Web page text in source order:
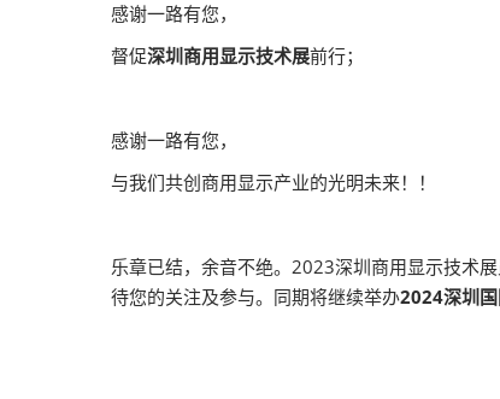
感谢一路有您，
督促深圳商用显示技术展前行；
感谢一路有您，
与我们共创商用显示产业的光明未来！！
乐章已结，余音不绝。2023深圳商用显示技术
待您的关注及参与。同期将继续举办2024深圳